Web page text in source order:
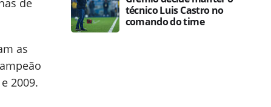
de
as
2009.
técnico Luis Castro no
comando do time